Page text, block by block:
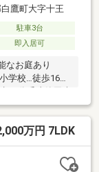
鷹町大字十王
駐車3台
即入居可
なお庭あり
学校…徒歩16分
18分千歳篠田病
…徒歩23分セブ
万円 7LDK